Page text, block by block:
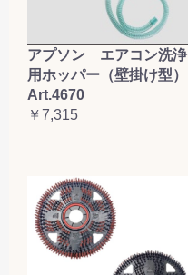
アプソン エアコン洗浄
用ホッパー（壁掛け型）
Art.4670
￥7,315